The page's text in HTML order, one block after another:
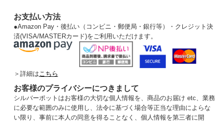
お支払い方法
●Amazon Pay・後払い（コンビニ・郵便局・銀行等）・クレジット決
済(VISA/MASTERカード)をご利用いただけます。
＞詳細は こちら
お客様のプライバシーにつきまして
シルバーポットはお客様の大切な個人情報を、商品のお届け etc、業務
に必要な範囲のみに使用し、法令に基づく場合等正当な理由によらな
い限り、事前に本人の同意を得ることなく、個人情報を第三者に開